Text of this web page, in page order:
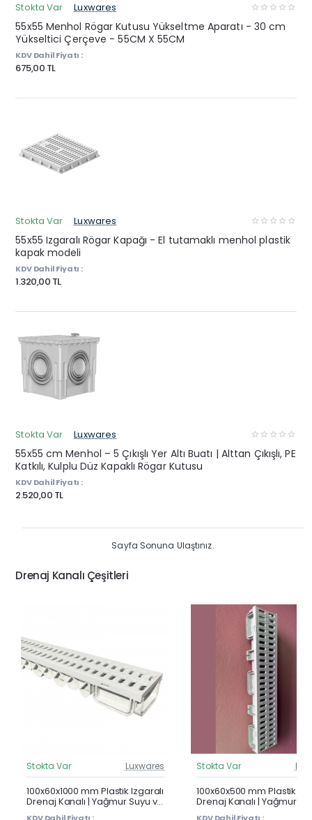
Stokta Var Luxwares
55x55 Menhol Rögar Kutusu Yükseltme Aparatı - 30 cm
Yükseltici Çerçeve - 55CM X 55CM
KDV Dahil Fiyatı :
675,00 TL
Stokta Var Luxwares
55x55 Izgaralı Rögar Kapağı - El tutamaklı menhol plastik
kapak modeli
KDV Dahil Fiyatı :
1.320,00 TL
Stokta Var Luxwares
55x55 cm Menhol – 5 Çıkışlı Yer Altı Buatı | Alttan Çıkışlı, PE
Katkılı, Kulplu Düz Kapaklı Rögar Kutusu
KDV Dahil Fiyatı :
2.520,00 TL
Sayfa Sonuna Ulaştınız.
Drenaj Kanalı Çeşitleri
Güncel Fiyat
Çok Satan
Stokta Var Luxwares
100x60x1000 mm Plastik Izgaralı
Drenaj Kanalı | Yağmur Suyu ve
Havuz Kenarı Oluğu
Stokta Var
100x60x500 mm Plastik
Drenaj Kanalı | Yağmur
Havuz Kenarı Oluğu